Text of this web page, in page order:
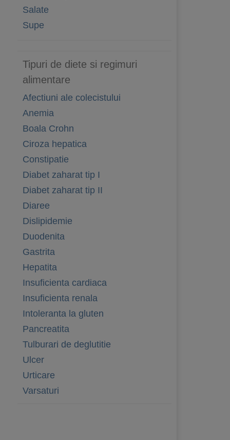
Salate
Supe
Tipuri de diete si regimuri
alimentare
Afectiuni ale colecistului
Anemia
Boala Crohn
Ciroza hepatica
Constipatie
Diabet zaharat tip I
Diabet zaharat tip II
Diaree
Dislipidemie
Duodenita
Gastrita
Hepatita
Insuficienta cardiaca
Insuficienta renala
Intoleranta la gluten
Pancreatita
Tulburari de deglutitie
Ulcer
Urticare
Varsaturi